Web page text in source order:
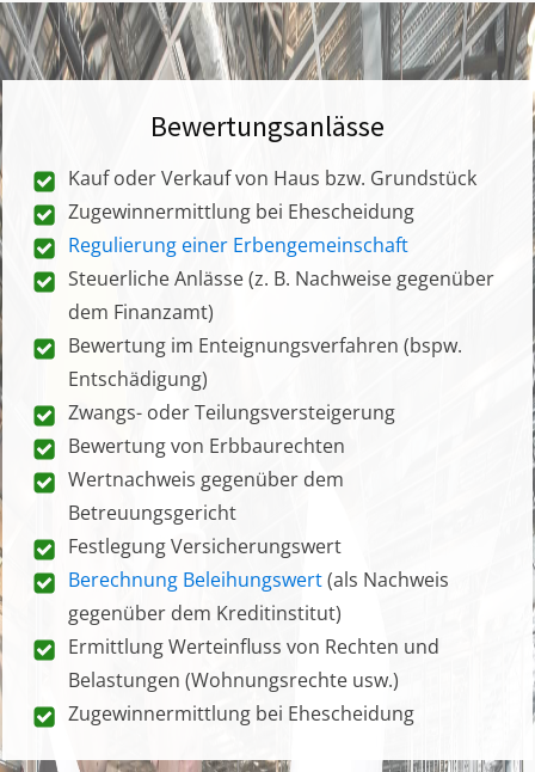
Bewertungsanlässe
Kauf oder Verkauf von Haus bzw. Grundstück
Zugewinnermittlung bei Ehescheidung
Regulierung einer Erbengemeinschaft
Steuerliche Anlässe (z. B. Nachweise gegenüber
dem Finanzamt)
Bewertung im Enteignungsverfahren (bspw.
Entschädigung)
Zwangs- oder Teilungsversteigerung
Bewertung von Erbbaurechten
Wertnachweis gegenüber dem
Betreuungsgericht
Festlegung Versicherungswert
Berechnung Beleihungswert(als Nachweis
gegenüber dem Kreditinstitut)
Ermittlung Werteinfluss von Rechten und
Belastungen (Wohnungsrechte usw.)
Zugewinnermittlung bei Ehescheidung